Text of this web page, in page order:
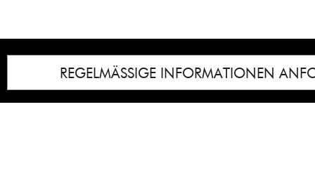
REGELMÄSSIGE INFORMATIONEN